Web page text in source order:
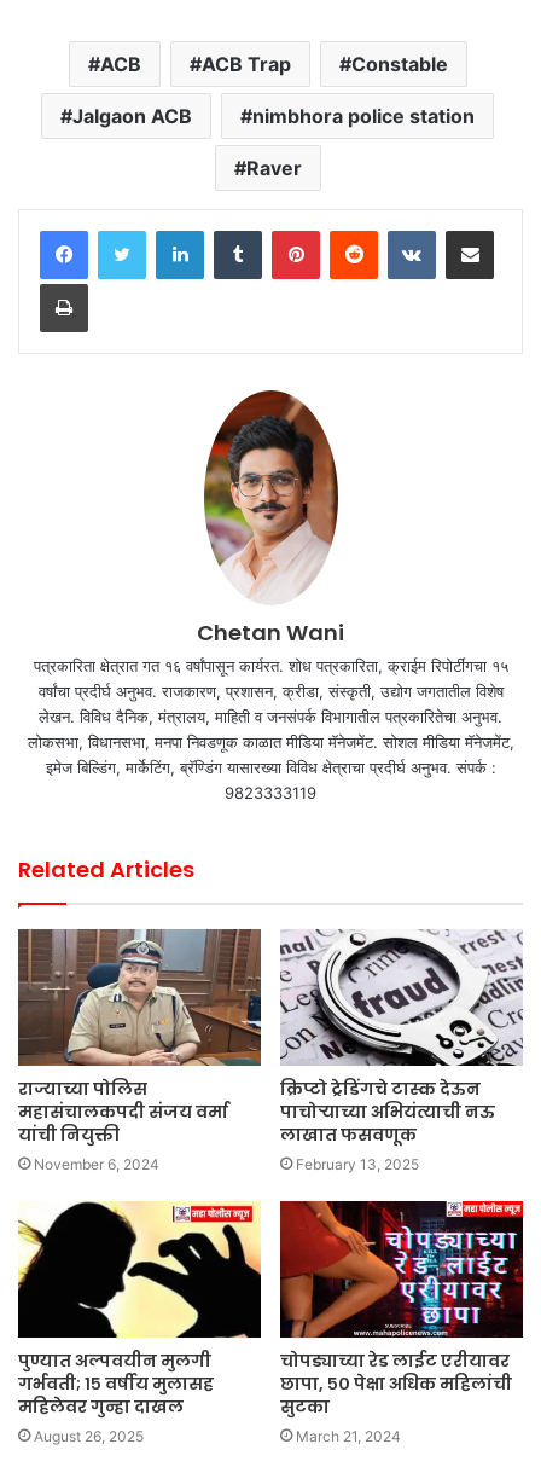
ACB ACB Trap Constable
Jalgaon ACB nimbhora police station
Raver
LinkedInTumblr PinterestReddit VKontakteShare via Email
Print
Chetan Wani
पत्रकारिता क्षेत्रात गत १६ वर्षांपासून कार्यरत. शोध पत्रकारिता, क्राईम रिपोर्टींगचा १५
वर्षांचा प्रदीर्घ अनुभव. राजकारण, प्रशासन, क्रीडा, संस्कृती, उद्योग जगतातील विशेष
लेखन. विविध दैनिक, मंत्रालय, माहिती व जनसंपर्क विभागातील पत्रकारितेचा अनुभव.
लोकसभा, विधानसभा, मनपा निवडणूक काळात मीडिया मॅनेजमेंट. सोशल मीडिया मॅनेजमेंट,
इमेज बिल्डिंग, मार्केटिंग, ब्रॅण्डिंग यासारख्या विविध क्षेत्राचा प्रदीर्घ अनुभव. संपर्क :
9823333119
Related Articles
राज्याच्या पोलिस
महासंचालकपदी संजय वर्मा
यांची नियुक्ती
November 6, 2024
क्रिप्टो ट्रेडिंगचे टास्क देऊन
पाचोर्‍याच्या अभियंत्याची नऊ
लाखात फसवणूक
February 13, 2025
पुण्यात अल्पवयीन मुलगी
गर्भवती; १५ वर्षीय मुलासह
महिलेवर गुन्हा दाखल
August 26, 2025
चोपड्याच्या रेड लाईट एरीयावर
छापा, ५० पेक्षा अधिक महिलांची
सुटका
March 21, 2024